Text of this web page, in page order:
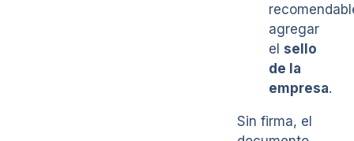
agregar
el sello
de la
empresa.
Sin firma, el